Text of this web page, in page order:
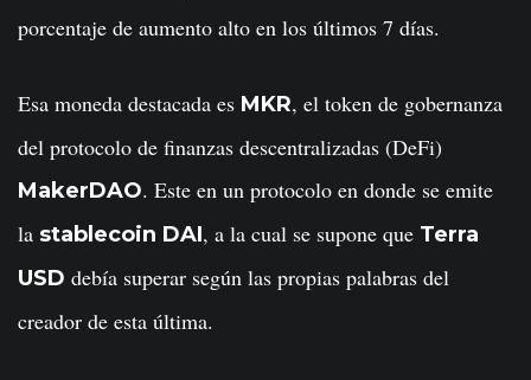
porcentaje de aumento alto en los últimos 7 días.
Esa moneda destacada es MKR, el token de gobernanza
del protocolo de finanzas descentralizadas (DeFi)
MakerDAO. Este en un protocolo en donde se emite
la stablecoin DAI, a la cual se supone que Terra
USD debía superar según las propias palabras del
creador de esta última.